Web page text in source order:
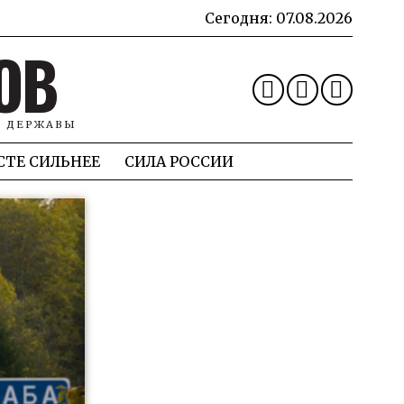
Сегодня: 07.08.2026
ДЕРЖАВЫ
СИЛЬНЕЕ СИЛА РОССИИ